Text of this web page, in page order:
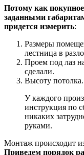
Потому как
заданными
придется измерить:
Размеры
лестница в
Проем под лаз
сделали.
Высоту потолка.
У каждого
инструкция по
никаких
руками.
Монтаж происходит
Приведем порядок